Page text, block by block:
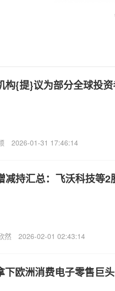
构{提}议为部分全球投
2026-01-31 17:46:14
减持汇总：飞沃科技等
然 2026-02-01 02:43:14
下欧洲消费电子零售巨